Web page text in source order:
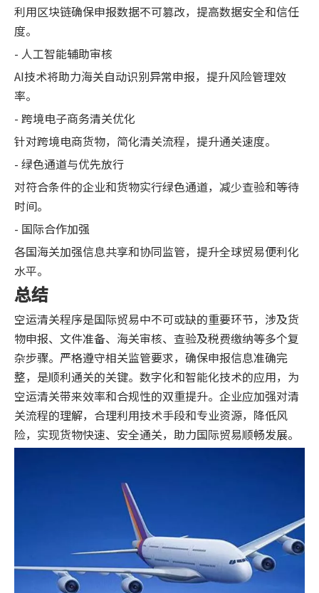
利用区块链确保申报数据不可篡改，提高数据安全和信任
度。
- 人工智能辅助审核
AI技术将助力海关自动识别异常申报，提升风险管理效
率。
- 跨境电子商务清关优化
针对跨境电商货物，简化清关流程，提升通关速度。
- 绿色通道与优先放行
对符合条件的企业和货物实行绿色通道，减少查验和等待
时间。
- 国际合作加强
各国海关加强信息共享和协同监管，提升全球贸易便利化
水平。
总结
空运清关程序是国际贸易中不可或缺的重要环节，涉及货
物申报、文件准备、海关审核、查验及税费缴纳等多个复
杂步骤。严格遵守相关监管要求，确保申报信息准确完
整，是顺利通关的关键。数字化和智能化技术的应用，为
空运清关带来效率和合规性的双重提升。企业应加强对清
关流程的理解，合理利用技术手段和专业资源，降低风
险，实现货物快速、安全通关，助力国际贸易顺畅发展。